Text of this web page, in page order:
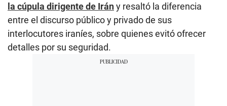
la cúpula dirigente de Irány resaltó la diferencia
entre el discurso público y privado de sus
interlocutores iraníes, sobre quienes evitó ofrecer
detalles por su seguridad.